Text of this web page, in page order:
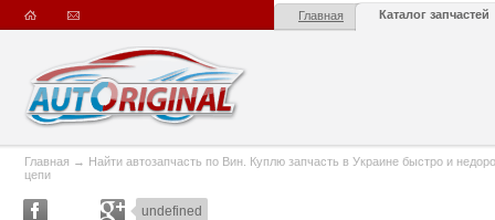
Главная Каталог запчастей
Главная → Найти автозапчасть по Вин. Куплю запчасть в Украине быстро и
цепи
undefined